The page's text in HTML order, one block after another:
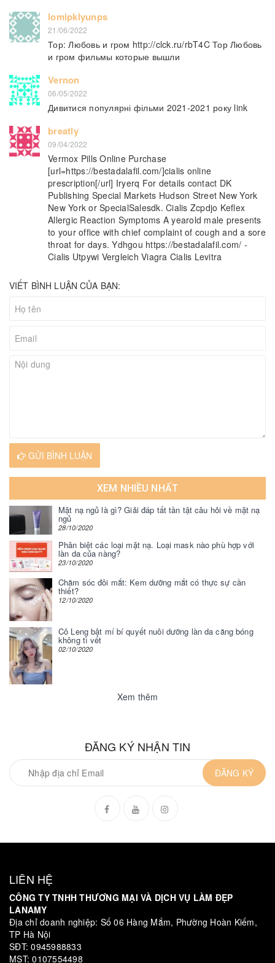
lomipklyunps
21/06/2022
Тор: Любовь и гром http://clck.ru/rbT4C Тор Любовь
и гром фильмы которые вышли
Vernon
06/05/2022
Дивитися популярні фільми 2021-2021 року link
breatly
09/04/2022
Vermox Pills Online Purchase
[url=https://bestadalafil.com/]cialis online
prescription[/url] Iryerq For details contact DK
Publishing Special Markets Hudson Street New York
New York or SpecialSalesdk. Cialis Zcpdjo Keflex
Allergic Reaction Symptoms A yearold male presents
to your office with chief complaint of cough and a sore
throat for days. Ydhgou https://bestadalafil.com/ -
Cialis Utpywi Vergleich Viagra Cialis Levitra
VIẾT BÌNH LUẬN CỦA BẠN:
GỬI BÌNH LUẬN
XEM NHIỀU NHẤT
Mặt nạ ngủ là gì? Giải đáp tất tần tật câu hỏi về mặt nạ
ngủ
28/10/2020
Phân biệt các loại mặt nạ. Loại mask nào phù hợp với
làn da của nàng?
23/10/2020
Chăm sóc đôi mắt: Kem dưỡng mắt có thực sự cần
thiết?
12/10/2020
Cô Leng bật mí bí quyết nuôi dưỡng làn da căng bóng
không tì vết
02/10/2020
Xem thêm
ĐĂNG KÝ NHẬN TIN
ĐĂNG KÝ
LIÊN HỆ
CÔNG TY TNHH THƯƠNG MẠI VÀ DỊCH VỤ LÀM ĐẸP
LANAMY
Địa chỉ doanh nghiệp: Số 06 Hàng Mắm, Phường Hoàn Kiếm,
TP Hà Nội
SĐT: 0945988833
MST: 0107554498